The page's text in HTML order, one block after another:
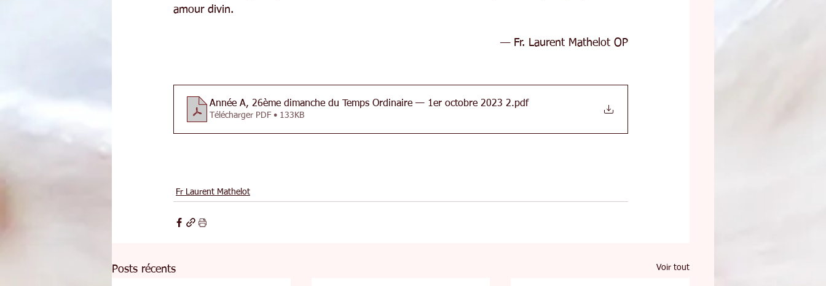
amour divin.
— Fr. Laurent Mathelot OP
Année A, 26ème dimanche du Temps Ordinaire — 1er octobre 2023 2.pdf
Télécharger PDF • 133KB
Fr Laurent Mathelot
Posts récents Voir tout